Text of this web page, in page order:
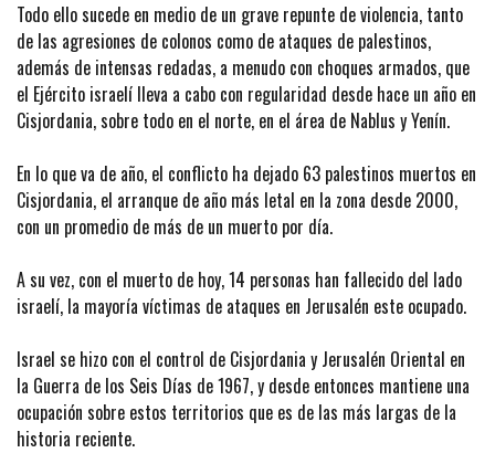
Todo ello sucede en medio de un grave repunte de violencia, tanto
de las agresiones de colonos como de ataques de palestinos,
además de intensas redadas, a menudo con choques armados, que
el Ejército israelí lleva a cabo con regularidad desde hace un año en
Cisjordania, sobre todo en el norte, en el área de Nablus y Yenín.
En lo que va de año, el conflicto ha dejado 63 palestinos muertos en
Cisjordania, el arranque de año más letal en la zona desde 2000,
con un promedio de más de un muerto por día.
A su vez, con el muerto de hoy, 14 personas han fallecido del lado
israelí, la mayoría víctimas de ataques en Jerusalén este ocupado.
Israel se hizo con el control de Cisjordania y Jerusalén Oriental en
la Guerra de los Seis Días de 1967, y desde entonces mantiene una
ocupación sobre estos territorios que es de las más largas de la
historia reciente.